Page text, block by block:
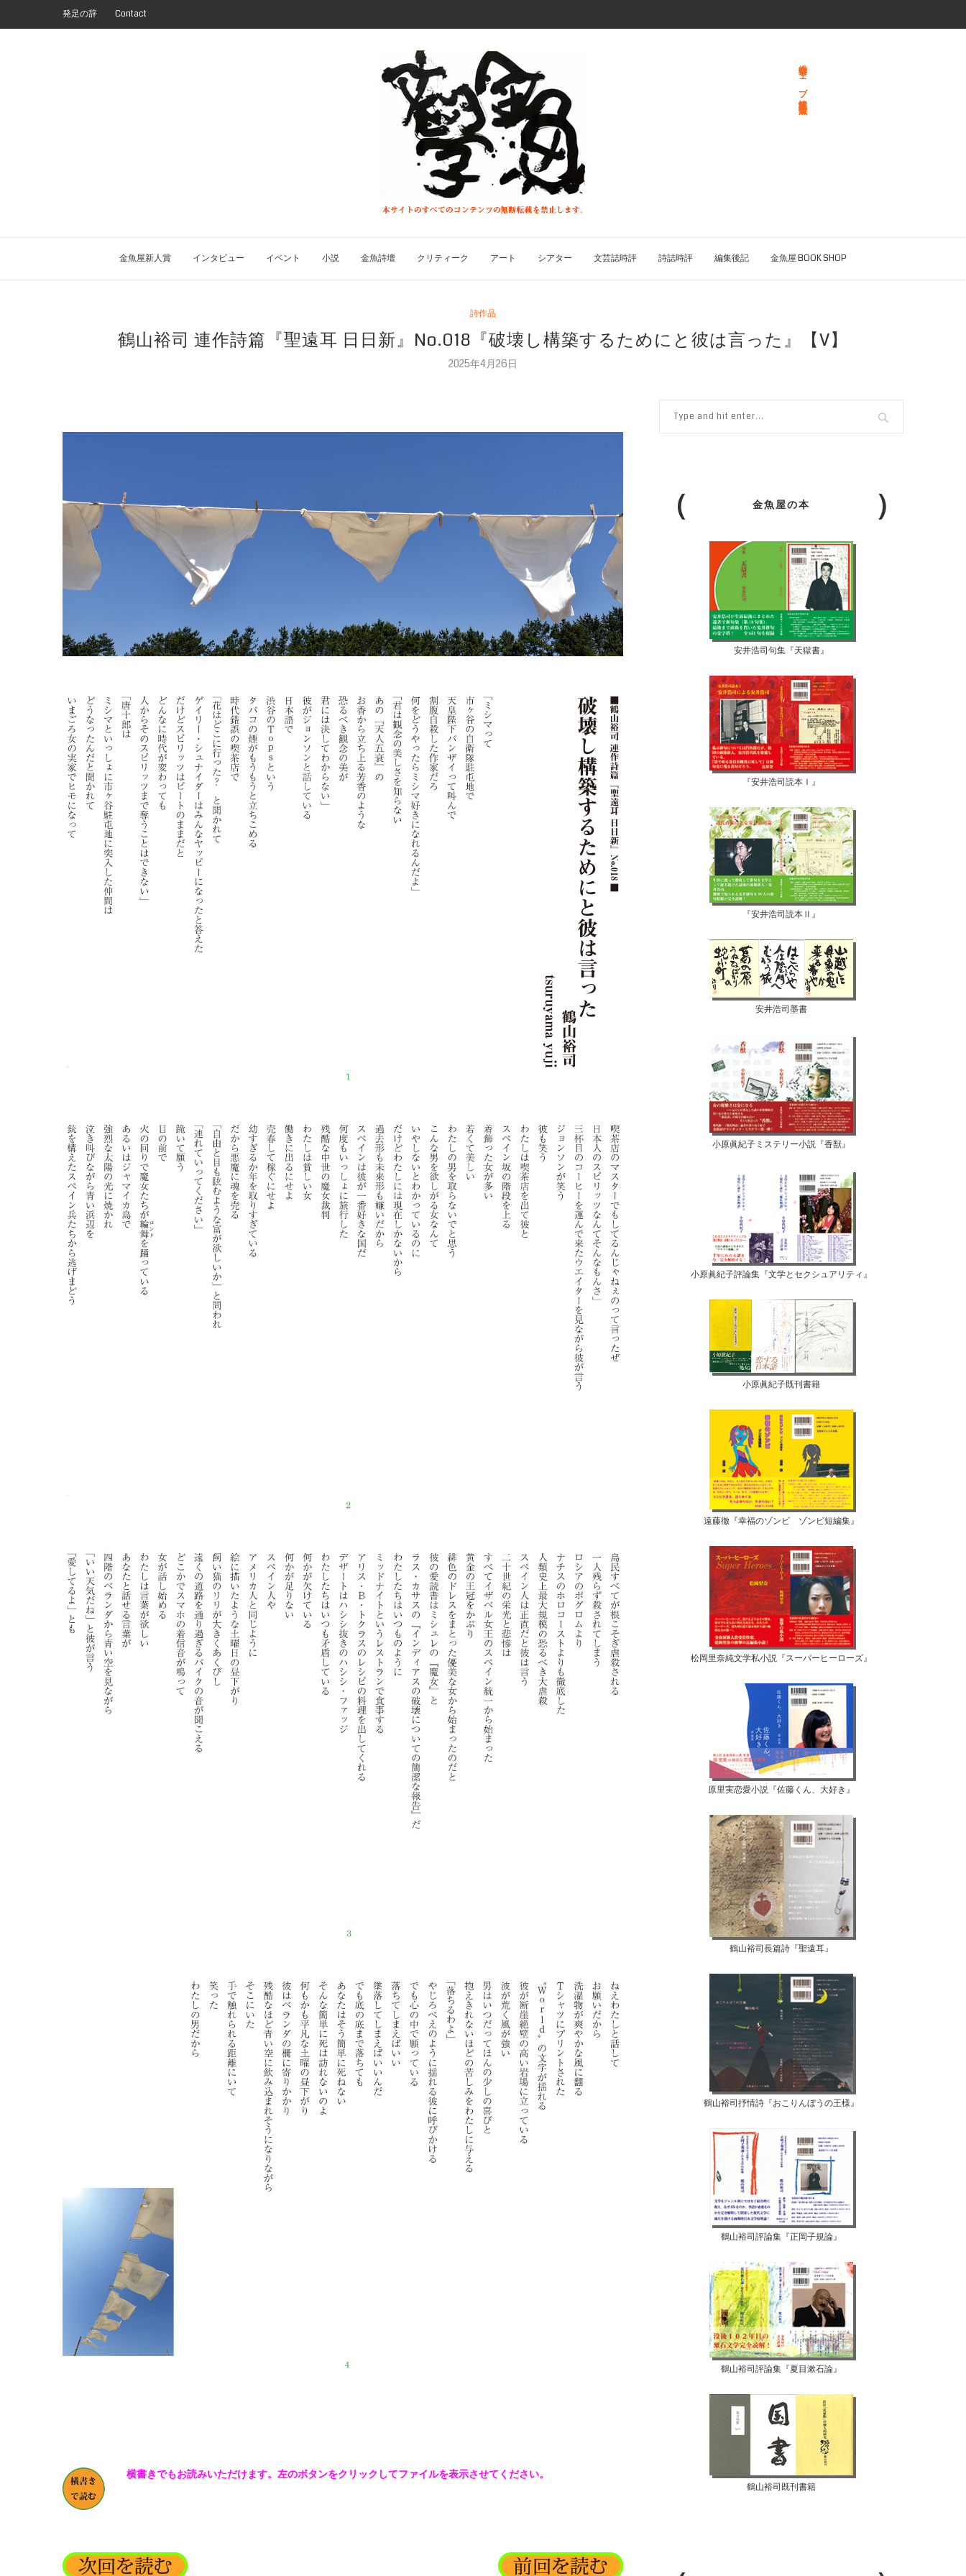
発足の辞 Contact
総合文学ウェブ情報誌 文学金魚
金魚屋新人賞 インタビュー イベント 小説 金魚詩壇 クリティーク アート シアター 文芸誌時評 詩誌時評 編集後記 金魚屋 BOOK SHOP
詩作品
鶴山裕司 連作詩篇『聖遠耳 日日新』No.018『破壊し構築するためにと彼は言った』【V】
2025年4月26日
横書きでもお読みいただけます。左のボタンをクリックしてファイルを表示させてください。
金魚屋の本
安井浩司句集『天獄書』
『安井浩司読本Ⅰ』
『安井浩司読本Ⅱ』
安井浩司墨書
小原眞紀子ミステリー小説『香獣』
小原眞紀子評論集『文学とセクシュアリティ』
小原眞紀子既刊書籍
遠藤徹『幸福のゾンビ ゾンビ短編集』
松岡里奈純文学私小説『スーパーヒーローズ』
原里実恋愛小説『佐藤くん、大好き』
鶴山裕司長篇詩『聖遠耳』
鶴山裕司抒情詩『おこりんぼうの王様』
鶴山裕司評論集『正岡子規論』
鶴山裕司評論集『夏目漱石論』
鶴山裕司既刊書籍